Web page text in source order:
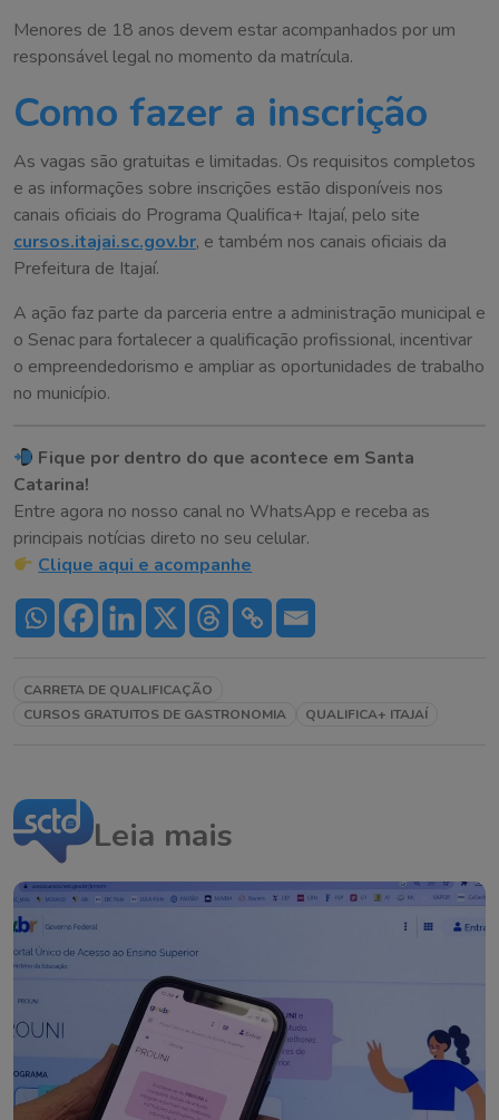
Menores de 18 anos devem estar acompanhados por um
responsável legal no momento da matrícula.
Como fazer a inscrição
As vagas são gratuitas e limitadas. Os requisitos completos
e as informações sobre inscrições estão disponíveis nos
canais oficiais do Programa Qualifica+ Itajaí, pelo site
cursos.itajai.sc.gov.br, e também nos canais oficiais da
Prefeitura de Itajaí.
A ação faz parte da parceria entre a administração municipal e
o Senac para fortalecer a qualificação profissional, incentivar
o empreendedorismo e ampliar as oportunidades de trabalho
no município.
Fique por dentro do que acontece em Santa
Catarina!
Entre agora no nosso canal no WhatsApp e receba as
principais notícias direto no seu celular.
Clique aqui e acompanhe
CARRETA DE QUALIFICAÇÃO
CURSOS GRATUITOS DE GASTRONOMIA
QUALIFICA+ ITAJAÍ
Leia mais